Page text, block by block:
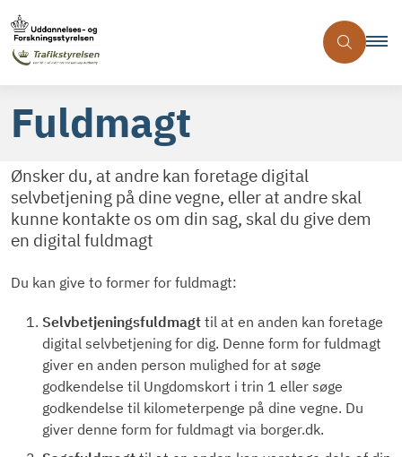
Fuldmagt
Ønsker du, at andre kan foretage digital
selvbetjening på dine vegne, eller at andre skal
kunne kontakte os om din sag, skal du give dem
en digital fuldmagt
Du kan give to former for fuldmagt:
Selvbetjeningsfuldmagt til at en anden kan foretage
digital selvbetjening for dig. Denne form for fuldmagt
giver en anden person mulighed for at søge
godkendelse til Ungdomskort i trin 1 eller søge
godkendelse til kilometerpenge på dine vegne. Du
giver denne form for fuldmagt via borger.dk.